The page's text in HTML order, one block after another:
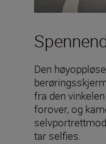
Den
fra den
forover, og
tar selfies.